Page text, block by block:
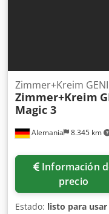
Alemania 8.345 km
Zimmer+Kreim
Zimmer+Kreim
Magic 3
Información de
precio
Estado: listo para